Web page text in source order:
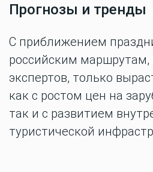
Прогнозы и тренды
С приближением
российским
экспертов, только
как с ростом цен на
так и с развитием
туристической